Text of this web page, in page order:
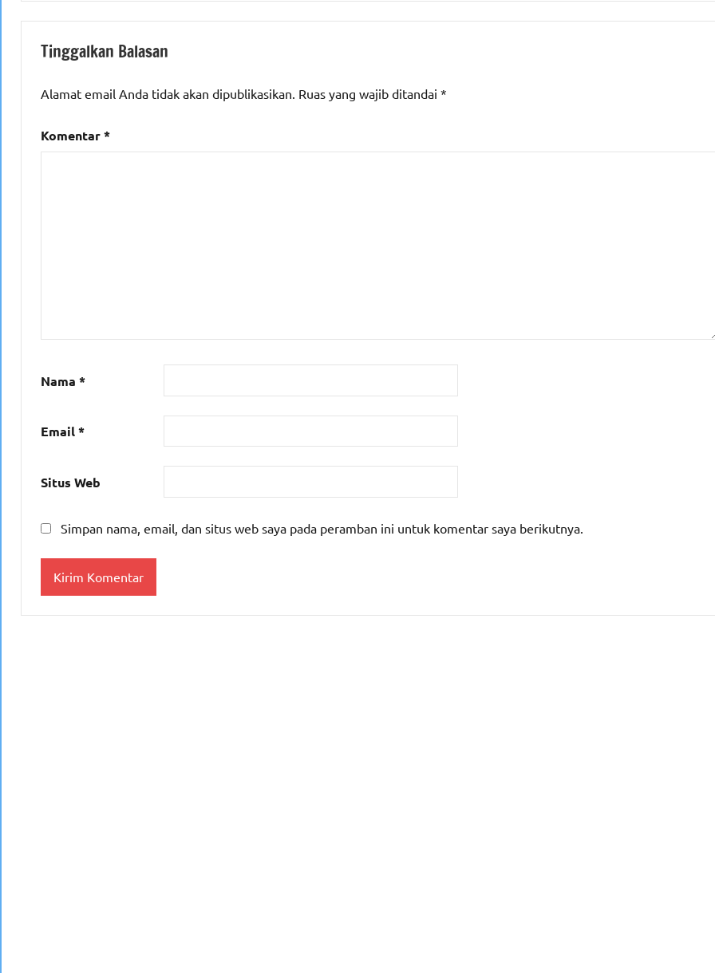
Tinggalkan Balasan
Alamat email Anda tidak akan dipublikasikan. Ruas yang wajib ditandai *
Komentar*
Nama *
Email*
Situs Web
Simpan nama, email, dan situs web saya pada peramban ini untuk komentar saya berikutnya.